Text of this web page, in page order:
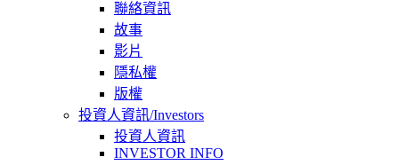
聯絡資訊
故事
影片
隱私權
版權
投資人資訊/Investors
投資人資訊
INVESTOR INFO